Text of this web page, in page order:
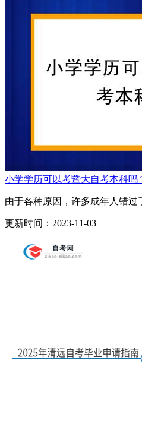
小学学历可以考暨大自考本科吗
由于各种原因，许多成年人错
更新时间：2023-11-03